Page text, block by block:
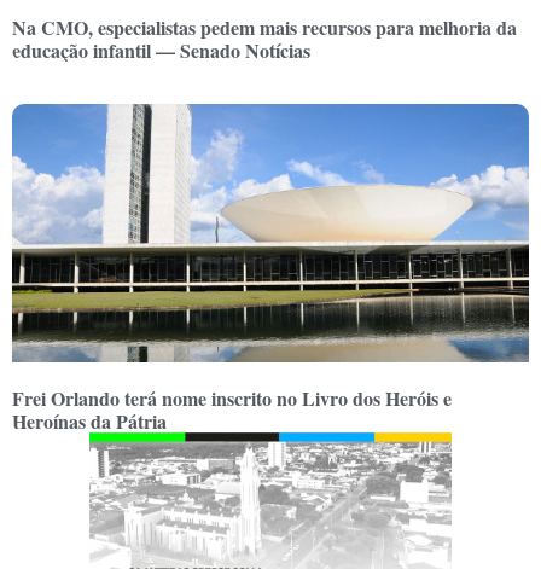
Na CMO, especialistas pedem mais recursos para melhoria da
educação infantil — Senado Notícias
Frei Orlando terá nome inscrito no Livro dos Heróis e
Heroínas da Pátria